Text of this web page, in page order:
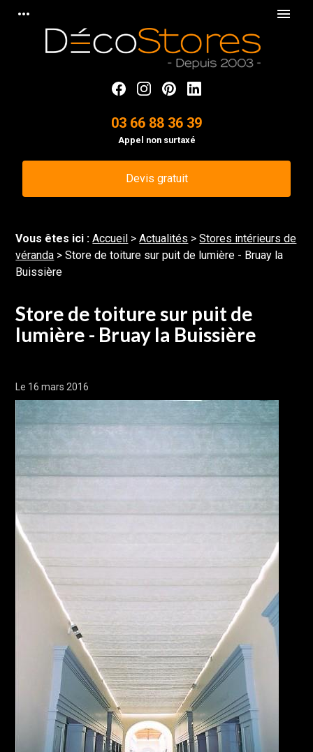
more_horiz menu
03 66 88 36 39
Appel non surtaxé
Devis gratuit
Vous êtes ici : Accueil >Actualités >Stores intérieurs de
véranda > Store de toiture sur puit de lumière - Bruay la
Buissière
Store de toiture sur puit de
lumière - Bruay la Buissière
Le 16 mars 2016